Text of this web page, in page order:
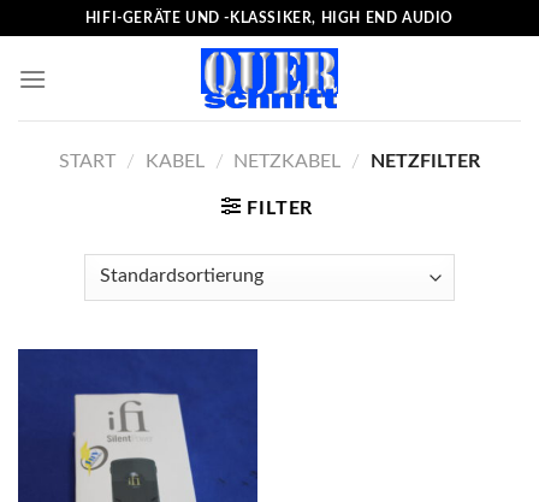
content
HIFI-GERÄTE UND -KLASSIKER, HIGH END AUDIO
START / KABEL / NETZKABEL / NETZFILTER
FILTER